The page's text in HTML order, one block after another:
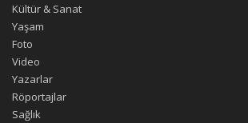
Kültür & Sanat
Yaşam
Foto
Video
Yazarlar
Röportajlar
Sağlık